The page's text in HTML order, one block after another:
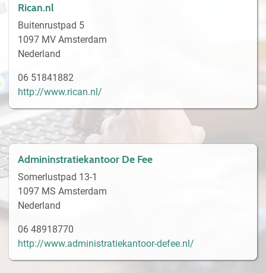
Rican.nl
Buitenrustpad 5
1097 MV Amsterdam
Nederland
06 51841882
http://www.rican.nl/
Admininstratiekantoor De Fee
Somerlustpad 13-1
1097 MS Amsterdam
Nederland
06 48918770
http://www.administratiekantoor-defee.nl/